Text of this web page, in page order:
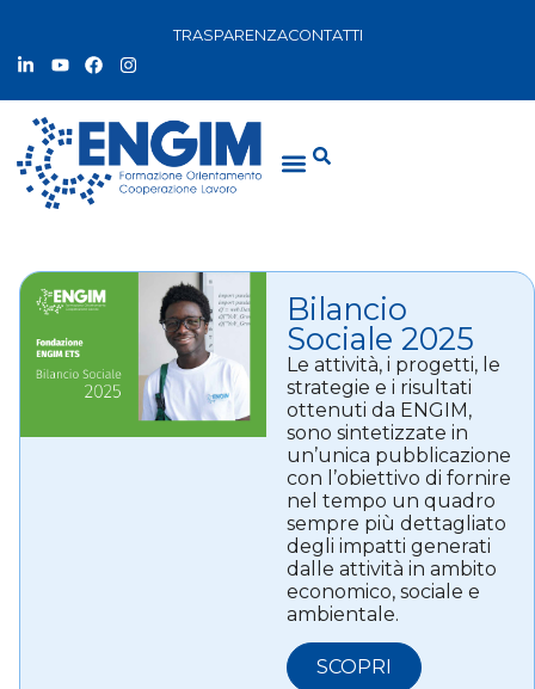
TRASPARENZACONTATTI
Bilancio
Sociale 2025
Le attività, i progetti, le
strategie e i risultati
ottenuti da ENGIM,
sono sintetizzate in
un’unica pubblicazione
con l’obiettivo di fornire
nel tempo un quadro
sempre più dettagliato
degli impatti generati
dalle attività in ambito
economico, sociale e
ambientale.
SCOPRI